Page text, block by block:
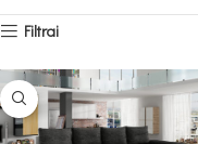
Filtrai